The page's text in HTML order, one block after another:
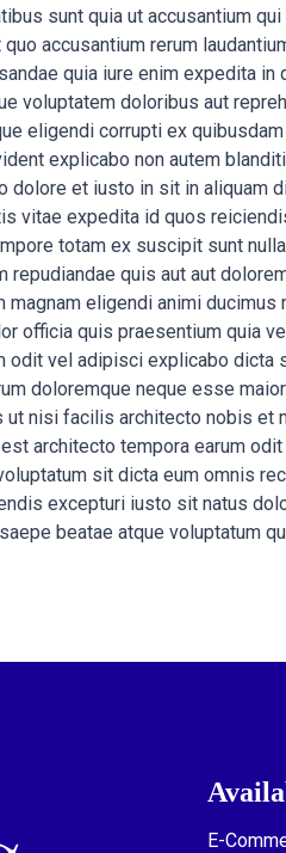
sunt quia ut accusantium
quo accusantium rerum
quia iure enim expedita
voluptatem doloribus aut
eligendi corrupti ex
explicabo non autem
dolore et iusto in sit in aliquam
vitae expedita id quos
totam ex suscipit sunt
repudiandae quis aut aut
magnam eligendi animi
officia quis praesentium quia
odit vel adipisci explicabo dicta
doloremque neque esse
ut nisi facilis architecto nobis
architecto tempora earum
sit dicta eum omnis
excepturi iusto sit natus
beatae atque voluptatum
E-